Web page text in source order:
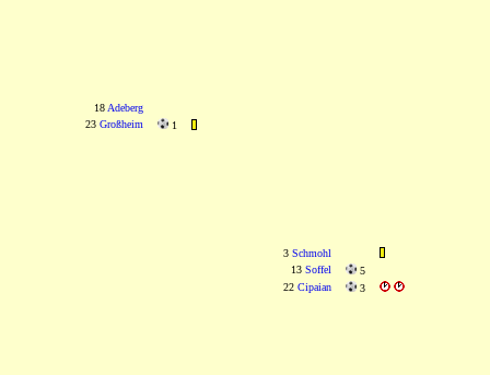
18 Adeberg
23 Großheim 1
3 Schmohl
13 Soffel
5
22 Cipaian 3